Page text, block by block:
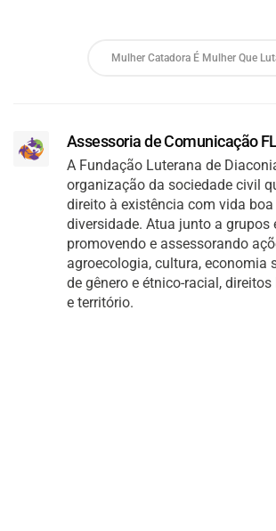
Mulher Catadora É Mulher Que
Assessoria de Comunicação
A Fundação Luterana de
organização da sociedade civil
direito à existência com vida boa
diversidade. Atua junto a grupos
promovendo e assessorando
agroecologia, cultura, economia
de gênero e étnico-racial,
e território.